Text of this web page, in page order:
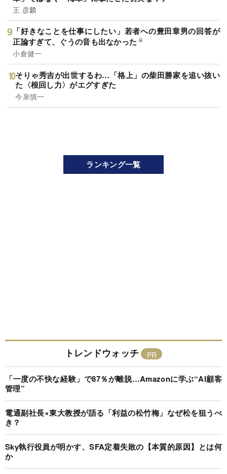
王 彦麟
「好きなことを仕事にしたい」若者への豊田章男の回答が
正論すぎて、ぐうの音も出なかった
小倉健一
そりゃ秀吉が出世するわ…「格上」の柴田勝家を追い抜い
た〈根回し力〉がエグすぎた
今泉慎一
ランキング一覧
トレンドウォッチ
「一度の不快な経験」で87％が離脱…Amazonに学ぶ“AI顧客
管理”
電通副社長×東大教授が語る「利益の松竹梅」なぜ松を狙うべ
き？
Sky執行役員が明かす、SFA定着失敗の【本質的原因】とは何
か